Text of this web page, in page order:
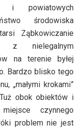
i powiatowych
środowiska
Ząbkowiczanie
z nielegalnym
na terenie byłej
Bardzo blisko tego
„małymi krokami”
obok obiektów i
czynnego
problem nie jest